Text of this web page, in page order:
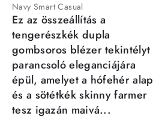
Navy Smart Casual
Ez az összeállítás a
tengerészkék dupla
gombsoros blézer tekintélyt
parancsoló eleganciájára
épül, amelyet a hófehér alap
és a sötétkék skinny farmer
tesz igazán maivá...